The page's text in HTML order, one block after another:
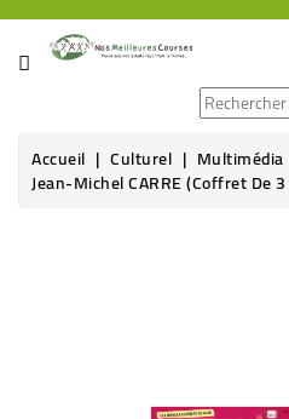
CATÉGORIE
ÉPICERIE
Accueil Culturel Multimédia
Jean-Michel CARRE (coffret De